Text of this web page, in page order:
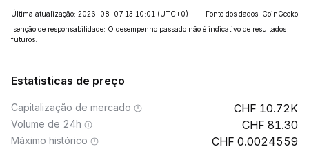
Última atualização: 2026-08-07 13:10:01 (UTC+0)
Fonte dos dados: CoinGecko
Isenção de responsabilidade: O desempenho passado não é indicativo de resultados
futuros.
Estatisticas de preço
Capitalização de mercado 10.72K
Volume de 24h 81.30
Máximo histórico 0.0024559